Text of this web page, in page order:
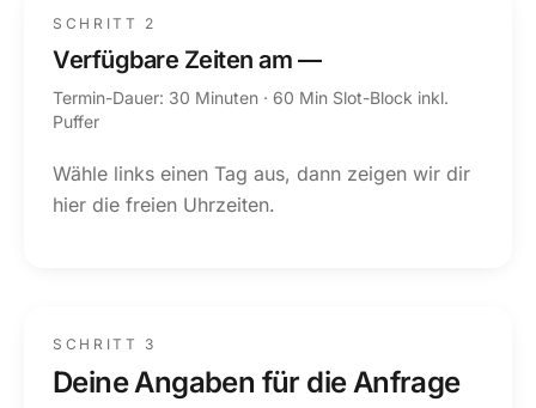
SCHRITT 2
Verfügbare Zeiten am —
Termin-Dauer: 30 Minuten · 60 Min Slot-Block inkl.
Puffer
Wähle links einen Tag aus, dann zeigen wir dir
hier die freien Uhrzeiten.
SCHRITT 3
Deine Angaben für die Anfrage